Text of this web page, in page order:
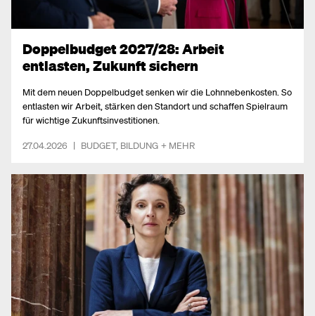
Doppelbudget 2027/28: Arbeit
entlasten, Zukunft sichern
Mit dem neuen Doppelbudget senken wir die Lohnnebenkosten. So
entlasten wir Arbeit, stärken den Standort und schaffen Spielraum
für wichtige Zukunftsinvestitionen.
27.04.2026 | BUDGET, BILDUNG + MEHR